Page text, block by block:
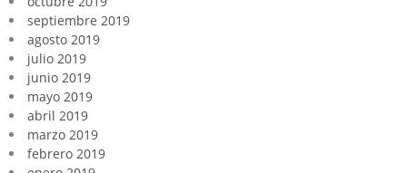
septiembre 2019
agosto 2019
julio 2019
junio 2019
mayo 2019
abril 2019
marzo 2019
febrero 2019